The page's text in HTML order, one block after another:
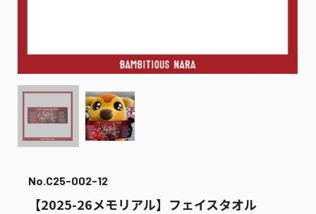
No.C25-002-12
【2025-26メモリアル】フェイスタオル